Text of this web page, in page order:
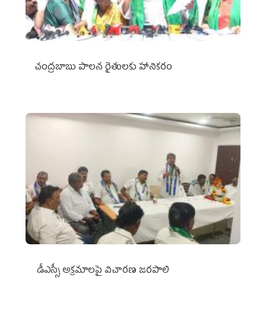
చంద్రబాబు పాలన రైతులకు హానికరం
డీఎస్సీ అక్రమాలపై విచారణ జరపాలి